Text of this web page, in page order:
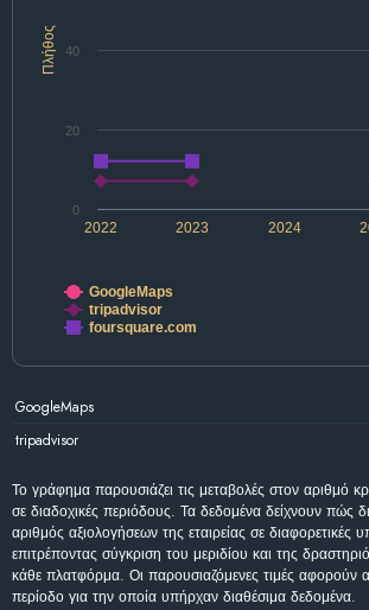
Πλήθος
2022 2024
2023
0
20
40
GoogleMaps
tripadvisor
foursquare.com
GoogleMaps
tripadvisor
Το γράφημα παρουσιάζει τις μεταβολές στον αριθμό
σε διαδοχικές περιόδους. Τα δεδομένα δείχνουν πώς
αριθμός αξιολογήσεων της εταιρείας σε διαφορετικές
επιτρέποντας σύγκριση του μεριδίου και της
κάθε πλατφόρμα. Οι παρουσιαζόμενες τιμές αφορούν
περίοδο για την οποία υπήρχαν διαθέσιμα δεδομένα.